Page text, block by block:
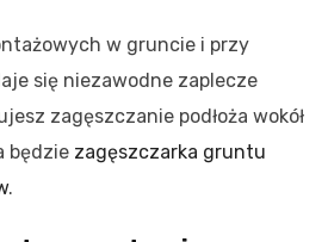
w gruncie i przy
się niezawodne zaplecze
zagęszczanie podłoża wokół
będzie zagęszczarka gruntu
.